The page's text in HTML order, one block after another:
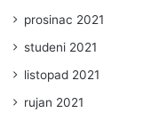
prosinac 2021
studeni 2021
listopad 2021
rujan 2021